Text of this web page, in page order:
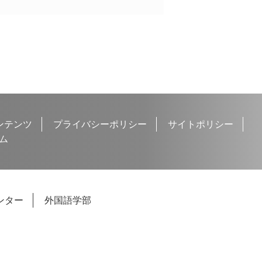
テンツ プライバシーポリシー
サイトポリシー
ター 外国語学部